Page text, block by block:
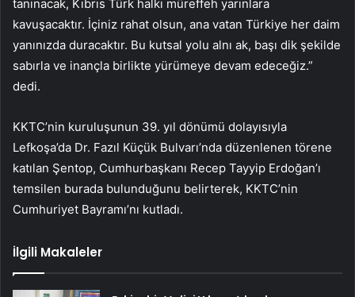
tanınacak, Kıbrıs Türk halkı müreffeh yarınlara
kavuşacaktır. İçiniz rahat olsun, ana vatan Türkiye her daim
yanınızda duracaktır. Bu kutsal yolu alnı ak, başı dik şekilde
sabırla ve inançla birlikte yürümeye devam edeceğiz.”
dedi.
KKTC’nin kuruluşunun 39. yıl dönümü dolayısıyla
Lefkoşa’da Dr. Fazıl Küçük Bulvarı’nda düzenlenen törene
katılan Şentop, Cumhurbaşkanı Recep Tayyip Erdoğan’ı
temsilen burada bulunduğunu belirterek, KKTC’nin
Cumhuriyet Bayramı’nı kutladı.
İlgili Makaleler